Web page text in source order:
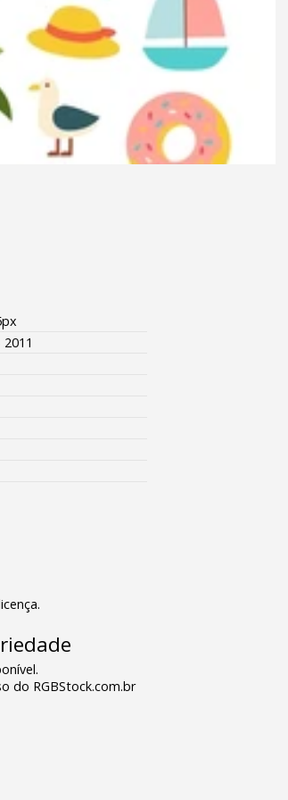
do RGBStock.com.br